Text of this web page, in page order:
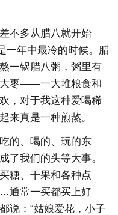
不多从腊八就开始
一年中最冷的时候。腊
一锅腊八粥，粥里有
大枣——一大堆粮食和
，对于我这种爱喝稀
来真是一种煎熬。
的、喝的、玩的东
了我们的头等大事。
糖、干果和各种点
通常一买都买上好
说：“姑娘爱花，小子